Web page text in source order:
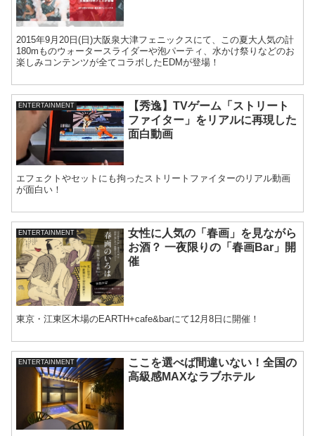
2015年9月20日(日)大阪泉大津フェニックスにて、この夏大人気の計
180mものウォータースライダーや泡パーティ、水かけ祭りなどのお
楽しみコンテンツが全てコラボしたEDMが登場！
ENTERTAINMENT
【秀逸】TVゲーム「ストリート
ファイター」をリアルに再現した
面白動画
エフェクトやセットにも拘ったストリートファイターのリアル動画
が面白い！
ENTERTAINMENT
女性に人気の「春画」を見ながら
お酒？ 一夜限りの「春画Bar」開
催
東京・江東区木場のEARTH+cafe&barにて12月8日に開催！
ENTERTAINMENT
ここを選べば間違いない！全国の
高級感MAXなラブホテル